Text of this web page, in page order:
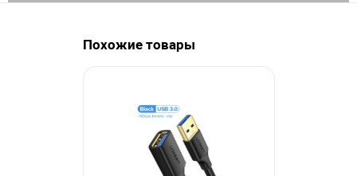
Похожие товары